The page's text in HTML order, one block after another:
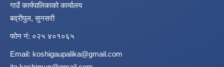
गाउँ कार्यपालिकाको कार्यालय
बद्रीपुल, सुनसरी
फोन नं: ०२५ ४०१०६५
Email: koshigaupalika@gmail.com